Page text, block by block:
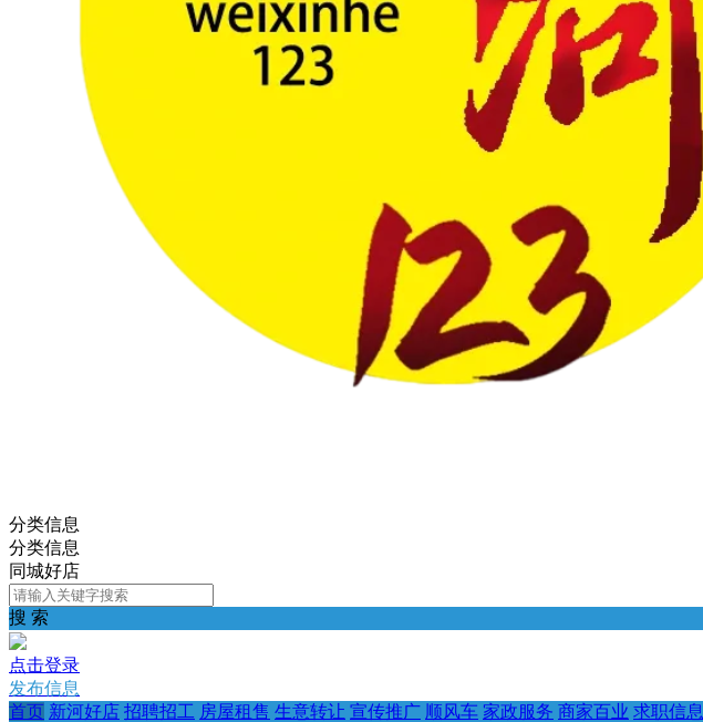
分类信息
分类信息
同城好店
搜 索
点击登录
发布信息
首页 新河好店 招聘招工 房屋租售 生意转让 宣传推广 顺风车 家政服务 商家百业 求职信息